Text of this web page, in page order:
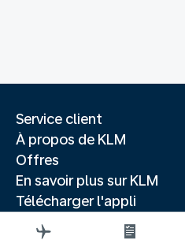
Service client
À propos de KLM
Offres
En savoir plus sur KLM
Télécharger l'appli
Sites Web associés